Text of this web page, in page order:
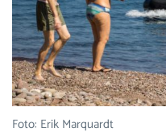
Foto: Erik Marquardt